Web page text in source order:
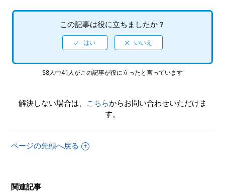
言語や音声は選べるか
【PS5/LOST JUDGMENT：裁かれざる記憶】ワイヤレスコ
ントローラーのハプティックフィードバックやアダプティブ
【PS5/LOST JUDGMENT：裁かれざる記憶】DL版（ダウン
【PS5/LOST JUDGMENT：裁かれざる記憶】PS4版のセー
この記事は役に立ちましたか？
58人中41人がこの記事が役に立ったと言っています
解決しない場合は、 こちらからお問い合わせいただけま
す。
ページの先頭へ戻る
関連記事